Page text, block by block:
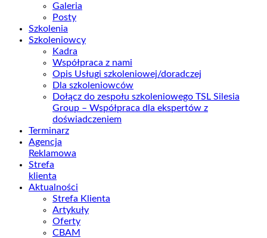
Galeria
Posty
Szkolenia
Szkoleniowcy
Kadra
Współpraca z nami
Opis Usługi szkoleniowej/doradczej
Dla szkoleniowców
Dołącz do zespołu szkoleniowego TSL Silesia
Group – Współpraca dla ekspertów z
doświadczeniem
Terminarz
Agencja
Reklamowa
Strefa
klienta
Aktualności
Strefa Klienta
Artykuły
Oferty
CBAM